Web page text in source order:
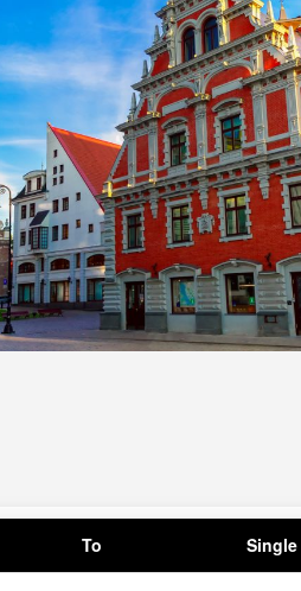
To Single